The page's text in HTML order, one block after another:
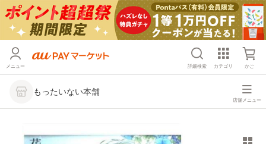
メニュー 詳細検索 カテゴリ かご
もったいない本舗
店舗メニュー